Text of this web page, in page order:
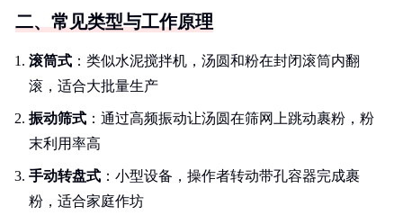
二、常见类型与工作原理
滚筒式 ：类似水泥搅拌机，汤圆和粉在封闭滚筒内翻
滚，适合大批量生产
振动筛式 ：通过高频振动让汤圆在筛网上跳动裹粉，粉
末利用率高
手动转盘式 ：小型设备，操作者转动带孔容器完成裹
粉，适合家庭作坊